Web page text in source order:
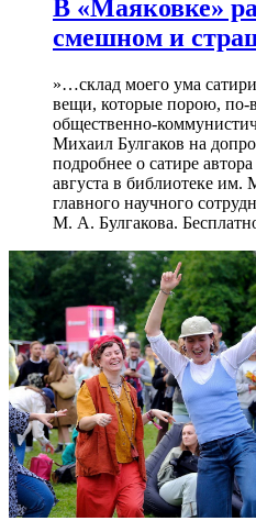
В «Маяковке»
смешном и
»…склад моего ума
вещи, которые порою, по-
общественно-
Михаил Булгаков на
подробнее о сатире
августа в библиотеке им.
главного научного
М. А. Булгакова.